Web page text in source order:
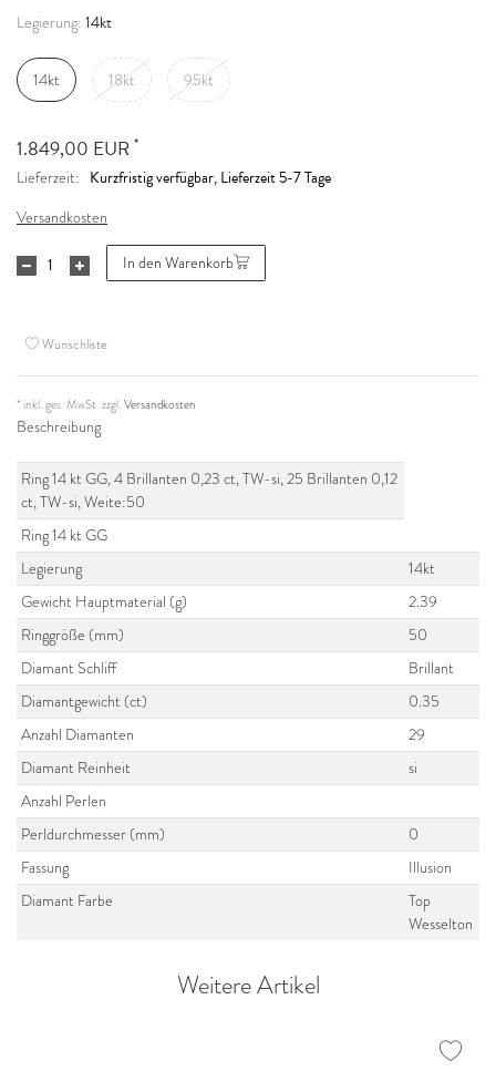
Legierung: 14kt
14kt 18kt 95kt
1.849,00 EUR *
Lieferzeit: Kurzfristig verfügbar, Lieferzeit 5-7 Tage
Versandkosten
In den Warenkorb
Wunschliste
* inkl. ges. MwSt. zzgl.Versandkosten
Beschreibung
Ring 14 kt GG, 4 Brillanten 0,23 ct, TW-si, 25 Brillanten 0,12
ct, TW-si, Weite:50
Ring 14 kt GG
Legierung
14kt
Gewicht Hauptmaterial (g)
2.39
Ringgröße (mm)
50
Diamant Schliff
Brillant
Diamantgewicht (ct)
0.35
Anzahl Diamanten
29
Diamant Reinheit
si
Anzahl Perlen
Perldurchmesser (mm)
0
Fassung
Illusion
Diamant Farbe
Top
Wesselton
Weitere Artikel